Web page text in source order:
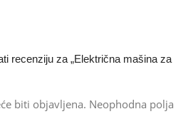
recenziju za „Električna mašina za
biti objavljena. Neophodna polja